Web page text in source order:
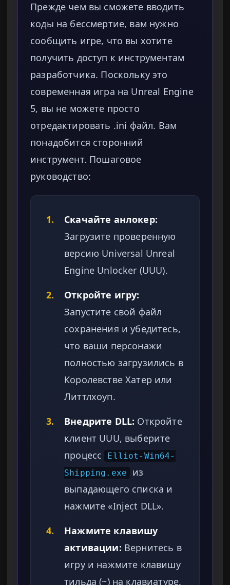
Прежде чем вы сможете вводить
коды на бессмертие, вам нужно
сообщить игре, что вы хотите
получить доступ к инструментам
разработчика. Поскольку это
современная игра на Unreal Engine
5, вы не можете просто
отредактировать .ini файл. Вам
понадобится сторонний
инструмент. Пошаговое
руководство:
1.
Скачайте анлокер:
Загрузите проверенную
версию Universal Unreal
Engine Unlocker (UUU).
2.
Откройте игру:
Запустите свой файл
сохранения и убедитесь,
что ваши персонажи
полностью загрузились в
Королевстве Хатер или
Литтлхоуп.
3.
Внедрите DLL: Откройте
клиент UUU, выберите
процесс
Elliot-Win64-
Shipping.exe
из
выпадающего списка и
нажмите «Inject DLL».
4.
Нажмите клавишу
активации: Вернитесь в
игру и нажмите клавишу
тильда (~) на клавиатуре.